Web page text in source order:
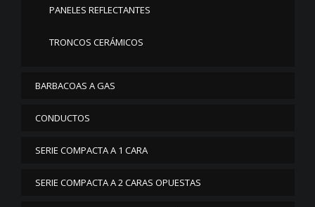
PANELES REFLECTANTES
TRONCOS CERÁMICOS
BARBACOAS A GAS
CONDUCTOS
SERIE COMPACTA A 1 CARA
SERIE COMPACTA A 2 CARAS OPUESTAS